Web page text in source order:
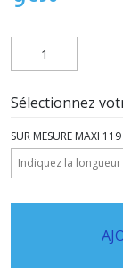
Sélectionnez
SUR MESURE MAXI